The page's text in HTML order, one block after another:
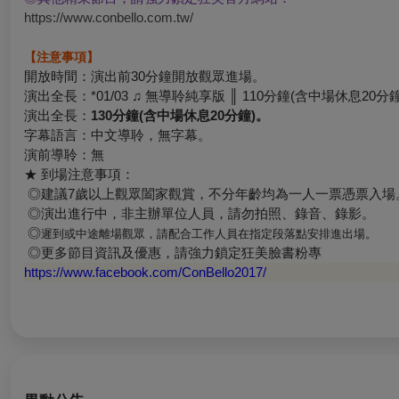
https://www.conbello.com.tw/
【注意事項】
開放時間： 演出前30分鐘開放觀眾進場。
演出全長： *01/03 ♫ 無導聆純享版 ║ 110分鐘(含中場休息20分
演出全長： 130分鐘(含中場休息20分鐘)。
字幕語言： 中文導聆，無字幕。
演前導聆： 無
★ 到場注意事項：
◎建議7歲以上觀眾闔家觀賞，不分年齡均為一人一票憑票入場
◎演出進行中，非主辦單位人員，請勿拍照、錄音、錄影。
◎遲到或中途離場觀眾，請配合工作人員在指定段落點安排進出場。
◎更多節目資訊及優惠，請強力鎖定狂美臉書粉專
https://www.facebook.com/ConBello2017/